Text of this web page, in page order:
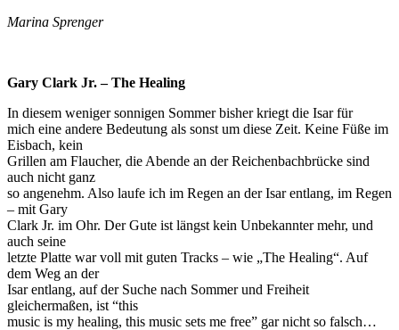
Marina Sprenger
Gary Clark Jr. – The Healing
In diesem weniger sonnigen Sommer bisher kriegt die Isar für
mich eine andere Bedeutung als sonst um diese Zeit. Keine Füße im
Eisbach, kein
Grillen am Flaucher, die Abende an der Reichenbachbrücke sind
auch nicht ganz
so angenehm. Also laufe ich im Regen an der Isar entlang, im Regen
– mit Gary
Clark Jr. im Ohr. Der Gute ist längst kein Unbekannter mehr, und
auch seine
letzte Platte war voll mit guten Tracks – wie „The Healing“. Auf
dem Weg an der
Isar entlang, auf der Suche nach Sommer und Freiheit
gleichermaßen, ist “this
music is my healing, this music sets me free” gar nicht so falsch…